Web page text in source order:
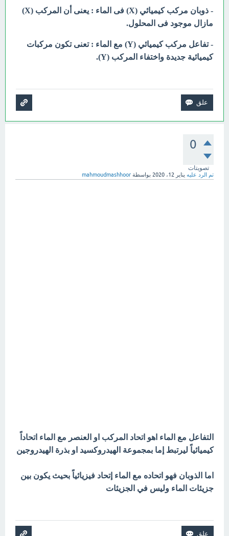
- ذوبان مركب كيميائي (X) فى الماء : يعنى أن المركب (X)
مازال موجود فى المحلول.
- تفاعل مركب كيميائي (Y) مع الماء : تعنى تكون مركبات
كيميائية جديدة واختفاء المركب (Y).
0
تصويتات
تم الرد عليه يناير 12، 2020 بواسطة mahmoudmashhoor
التفاعل مع الماء اهو اتحاد المركب او العنصر مع الماء اتحاداً
كيميائياً ليرتبط إما بمجموعة الهيدروكسيد او بذرة الهيدروجين
اما الذوبان فهو اتحاده مع الماء إتحاد فيزيائياً بحيث يكون بين
جزيئات الماء وليس في الجزيئات